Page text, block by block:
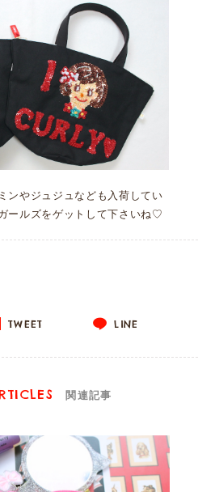
ンやジュジュなども入荷してい
ールズをゲットして下さいね♡
TWEET LINE
関連記事